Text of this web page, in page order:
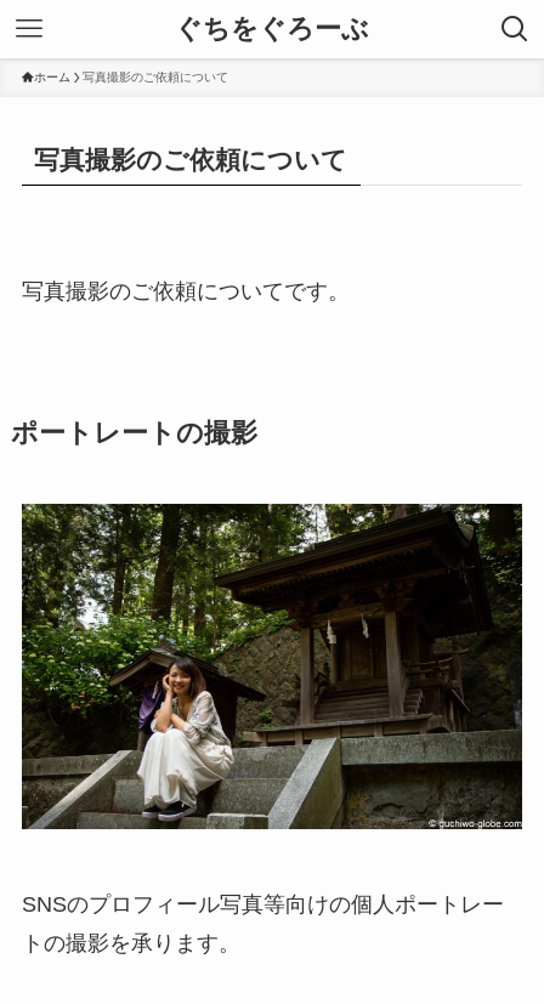
ぐちをぐろーぶ
ホーム 写真撮影のご依頼について
写真撮影のご依頼について
写真撮影のご依頼についてです。
ポートレートの撮影
SNSのプロフィール写真等向けの個人ポートレー
トの撮影を承ります。